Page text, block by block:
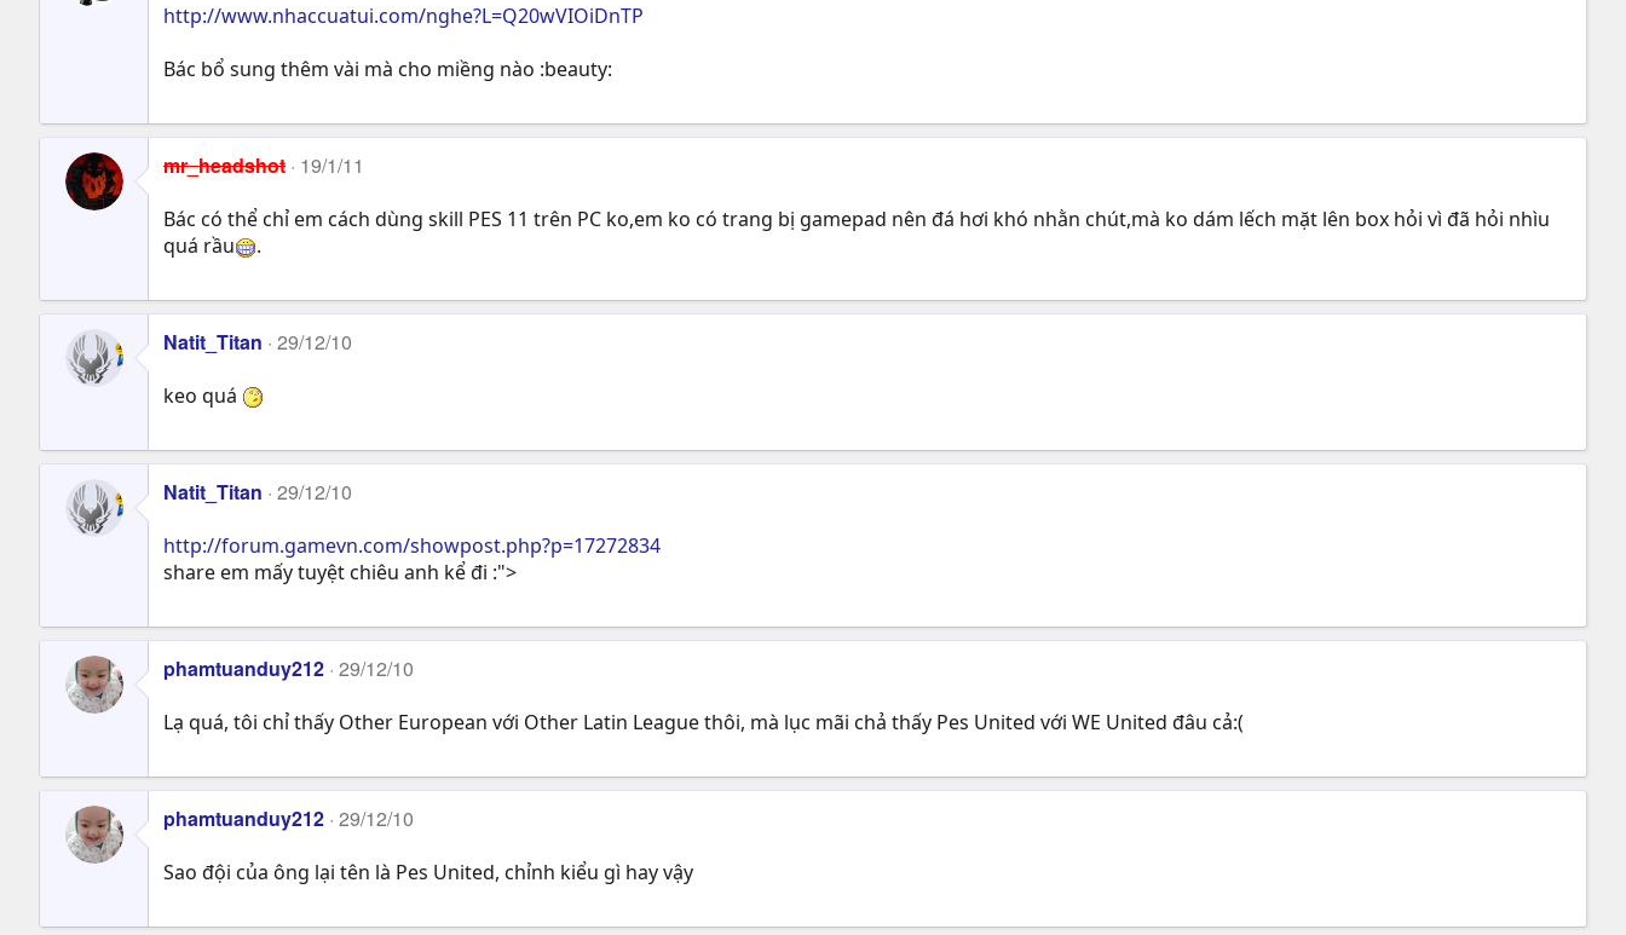
http://www.nhaccuatui.com/nghe?L=Q20wVIOiDnTP
Bác bổ sung thêm vài mà cho miềng nào :beauty:
mr_headshot 19/1/11
Bác có thể chỉ em cách dùng skill PES 11 trên PC ko,em ko có trang bị gamepad nên đá hơi khó nhằn chút,mà ko dám lếch mặt lên box hỏi vì đã hỏi nhìu
quá rầu
.
Natit_Titan 29/12/10
keo quá
Natit_Titan 29/12/10
http://forum.gamevn.com/showpost.php?p=17272834
share em mấy tuyệt chiêu anh kể đi :">
phamtuanduy212 29/12/10
Lạ quá, tôi chỉ thấy Other European với Other Latin League thôi, mà lục mãi chả thấy Pes United với WE United đâu cả:(
phamtuanduy212 29/12/10
Sao đội của ông lại tên là Pes United, chỉnh kiểu gì hay vậy